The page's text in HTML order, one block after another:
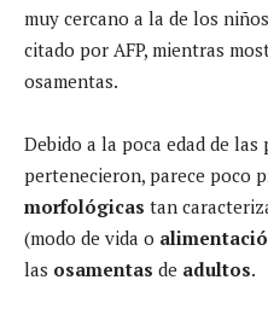
muy cercano a la de los
citado por AFP, mientras
osamentas.
Debido a la poca edad de las
pertenecieron, parece poco
morfológicas tan
(modo de vida o
las osamentas de adultos.